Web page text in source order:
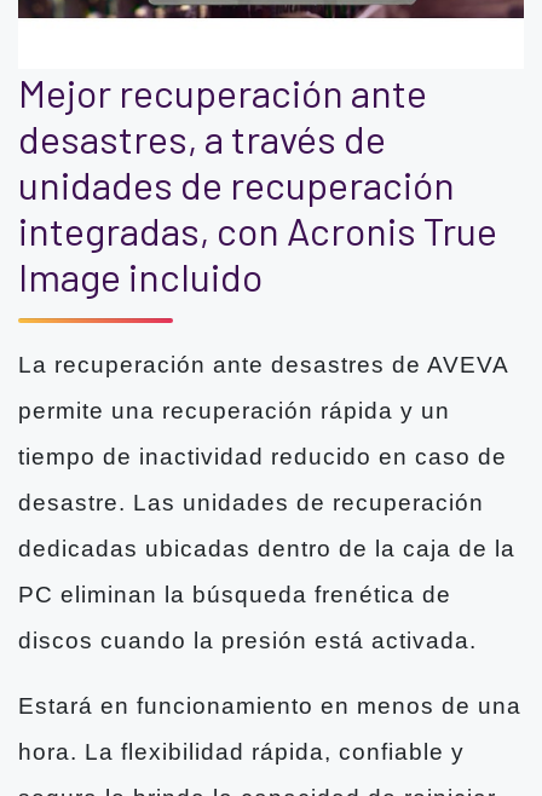
Mejor recuperación ante
desastres, a través de
unidades de recuperación
integradas, con Acronis True
Image incluido
La recuperación ante desastres de AVEVA
permite una recuperación rápida y un
tiempo de inactividad reducido en caso de
desastre. Las unidades de recuperación
dedicadas ubicadas dentro de la caja de la
PC eliminan la búsqueda frenética de
discos cuando la presión está activada.
Estará en funcionamiento en menos de una
hora. La flexibilidad rápida, confiable y